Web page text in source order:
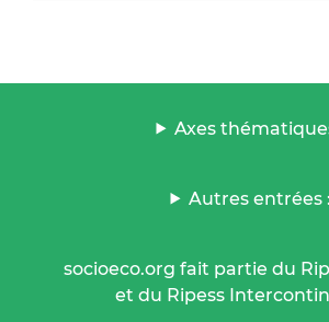
Axes
Autres entrées :
socioeco.org fait partie du
et du Ripess